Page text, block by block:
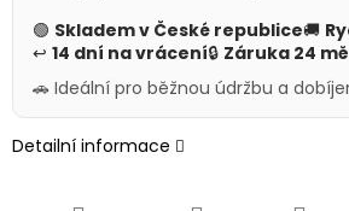
🟢 Skladem v České republice🚚
↩ 14 dní na vrácení🔒 Záruka 24
🚗 Ideální pro běžnou údržbu a
Detailní informace